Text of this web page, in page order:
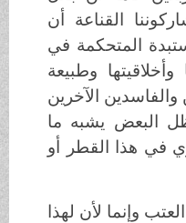
القناعة أن
المتحكمة في
وطبيعة
الآخرين
البعض يشبه ما
هذا القطر أو
وإنما لأن لهذا